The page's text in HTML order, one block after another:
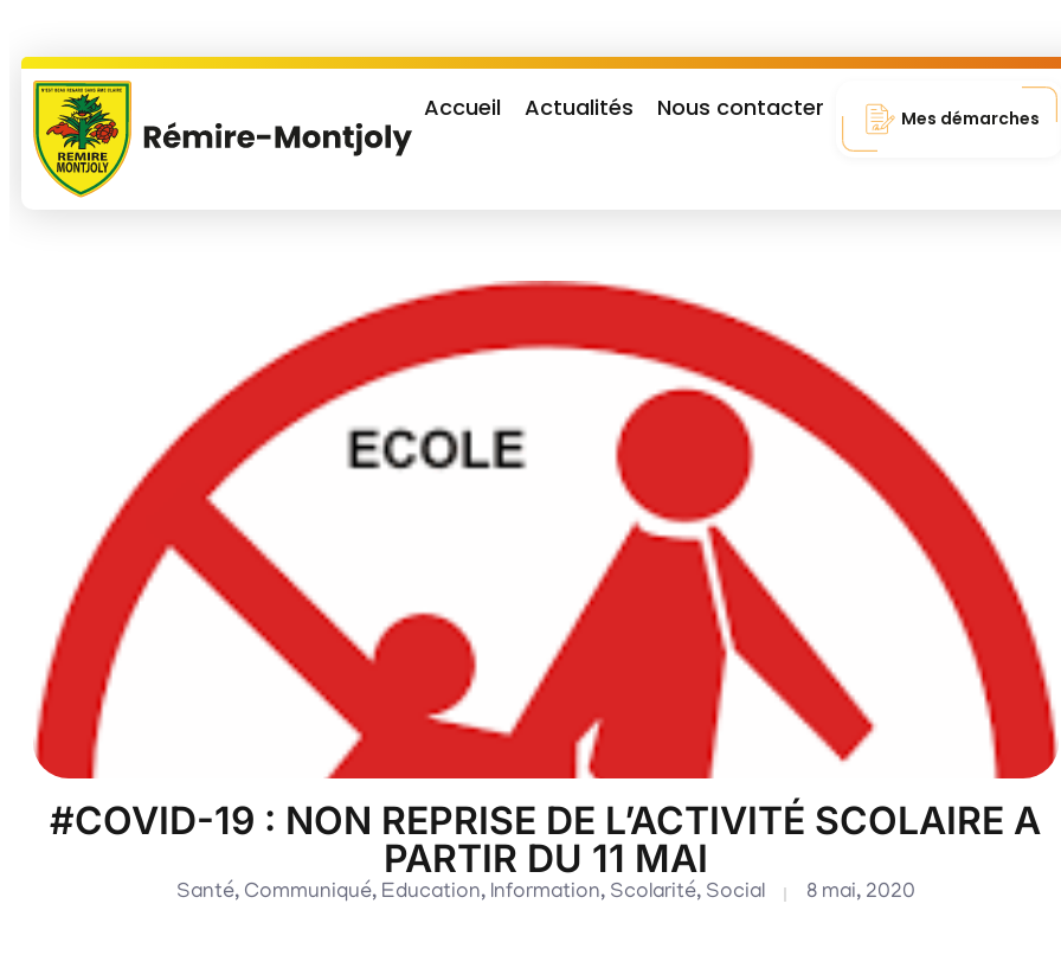
Accueil Actualités Nous contacter Mes démarches
#COVID-19 : NON REPRISE DE L’ACTIVITÉ SCOLAIRE A
PARTIR DU 11 MAI
Santé, Communiqué, Education, Information, Scolarité, Social 8 mai, 2020